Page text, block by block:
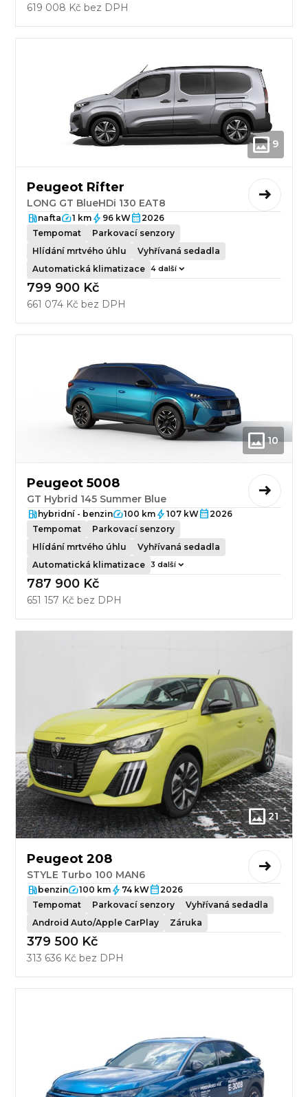
619 008 Kč bez DPH
9
Peugeot Rifter
LONG GT BlueHDi 130 EAT8
nafta 1 km 96 kW
2026
Tempomat
Parkovací senzory
Hlídání mrtvého úhlu
Vyhřívaná sedadla
Automatická klimatizace
4 další
799 900 Kč
661 074 Kč bez DPH
10
Peugeot 5008
GT Hybrid 145 Summer Blue
hybridní - benzin 100 km 107 kW
2026
Tempomat
Parkovací senzory
Hlídání mrtvého úhlu
Vyhřívaná sedadla
Automatická klimatizace
3 další
787 900 Kč
651 157 Kč bez DPH
21
Peugeot 208
STYLE Turbo 100 MAN6
benzin 100 km 74 kW
2026
Tempomat
Parkovací senzory
Vyhřívaná sedadla
Android Auto/Apple CarPlay
Záruka
379 500 Kč
313 636 Kč bez DPH